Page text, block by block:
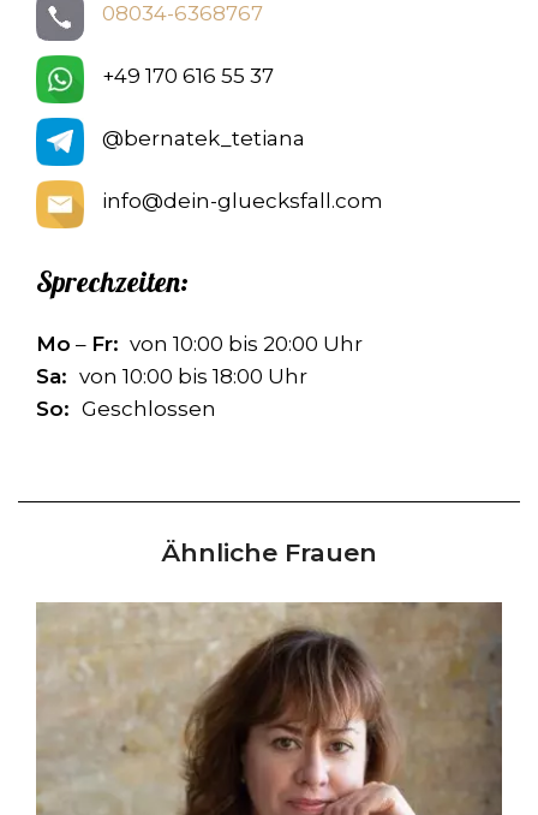
08034-6368767
+49 170 616 55 37
@bernatek_tetiana
info@dein-gluecksfall.com
Sprechzeiten:
Mo – Fr: von 10:00 bis 20:00 Uhr
Sa: von 10:00 bis 18:00 Uhr
So: Geschlossen
Ähnliche Frauen